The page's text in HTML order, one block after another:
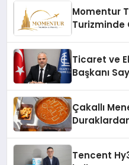
Momentur
Turizminde
Ticaret ve
Başkanı
Çakallı
Tencent